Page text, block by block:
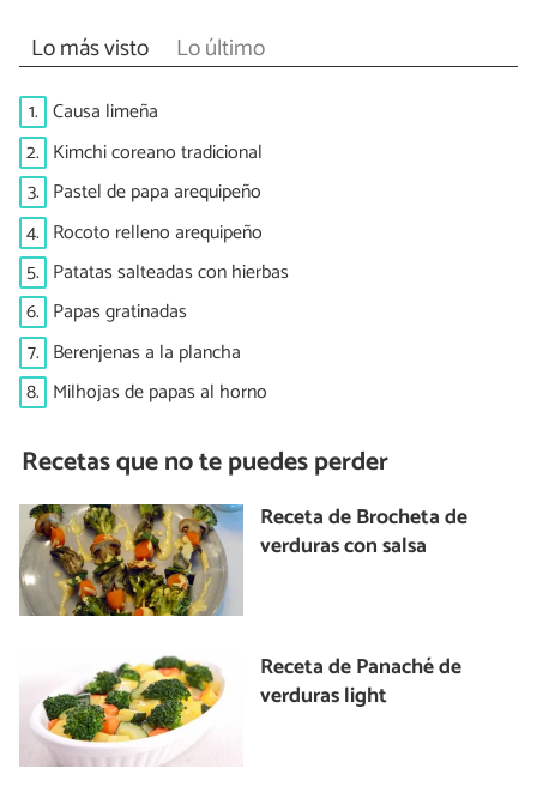
Lo más visto Lo último
1. Causa limeña
2. Kimchi coreano tradicional
3. Pastel de papa arequipeño
4. Rocoto relleno arequipeño
5. Patatas salteadas con hierbas
6. Papas gratinadas
7. Berenjenas a la plancha
8. Milhojas de papas al horno
Recetas que no te puedes perder
Receta de Brocheta de
verduras con salsa
Receta de Panaché de
verduras light